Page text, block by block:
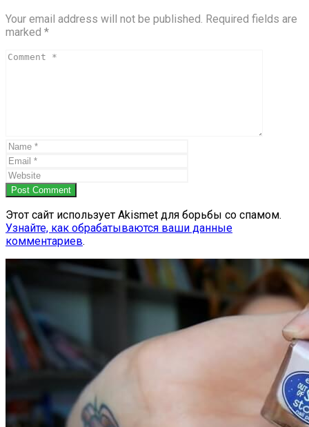
Your email address will not be published. Required fields are
marked *
Post Comment
Этот сайт использует Akismet для борьбы со спамом.
Узнайте, как обрабатываются ваши данные
комментариев.